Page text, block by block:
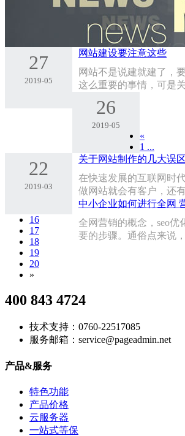
27
2019-05
网站建设要注意这些
网站不是说建就建了，
这么重要的事情，可是
26
2019-05
关于网站制作的几大误
在快速发展的互联网时
做网站就会有客户，还
22
2019-03
中小企业如何进行全网
全网营销的概念，seo
要的步骤。通俗点来说
«
1 ...
16
17
18
19
20
»
400 843 4724
技术支持：0760-22517085
服务邮箱：service@pageadmin.net
产品&服务
特色功能
产品价格
云服务器
一站式等保